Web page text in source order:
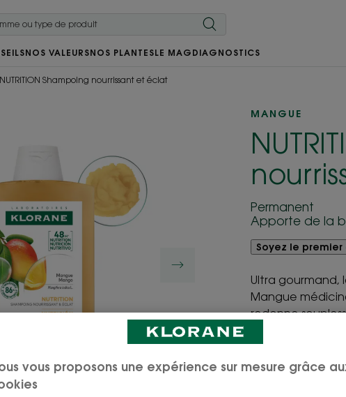
NOS VALEURSNOS PLANTESLE MAG DIAGNOSTICS
NUTRITION Shampoing nourrissant et éclat
MANGUE
Permanent
Apporte de la
Soyez le
Ultra gourmand,
Mangue
redonne
vous proposons une expérience sur mesure grâce